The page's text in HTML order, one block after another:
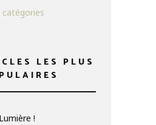
catégories
LES PLUS
Lumière !